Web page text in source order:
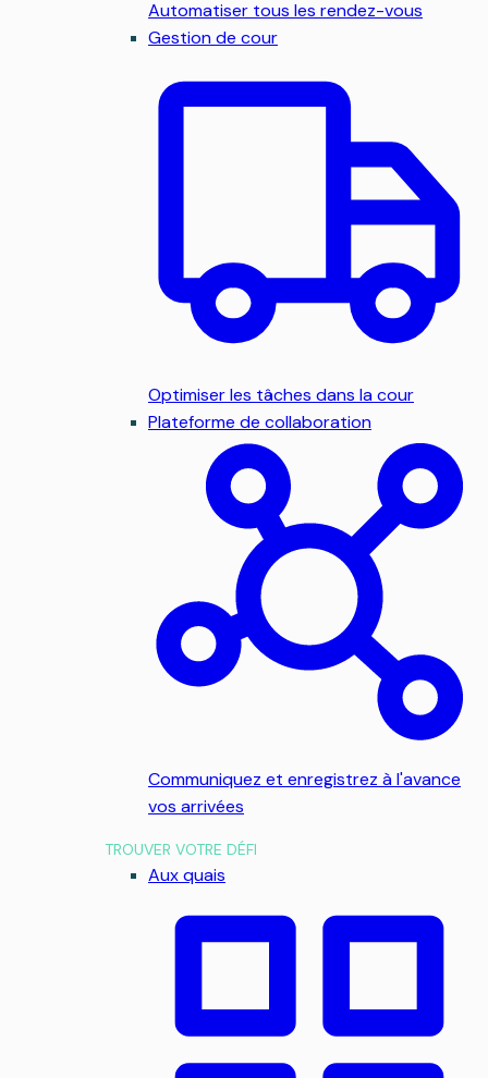
Automatiser tous les rendez-vous
Gestion de cour
Optimiser les tâches dans la cour
Plateforme de collaboration
Communiquez et enregistrez à l'avance
vos arrivées
TROUVER VOTRE DÉFI
Aux quais